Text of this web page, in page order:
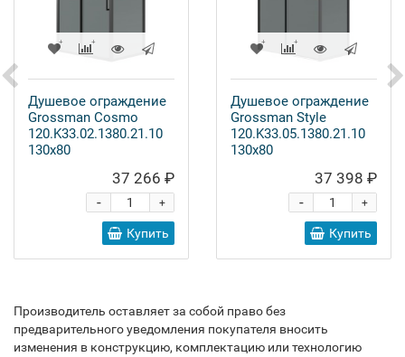
Душевое ограждение
Grossman Cosmo
120.K33.02.1380.21.10
130x80
37 266 ₽
+
-
Купить
Душевое ограждение
Grossman Style
120.K33.05.1380.21.10
130x80
37 398 ₽
+
-
Купить
Производитель оставляет за собой право без
предварительного уведомления покупателя вносить
изменения в конструкцию, комплектацию или технологию